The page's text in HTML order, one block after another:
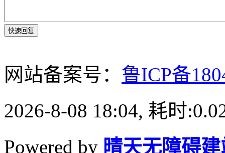
快速回复
网站备案号： 鲁ICP备
2026-8-08 18:04, 耗时
Powered by 晴天无障碍